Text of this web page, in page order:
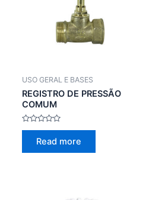
USO GERAL E BASES
REGISTRO DE PRESSÃO
COMUM
Rated
Read more